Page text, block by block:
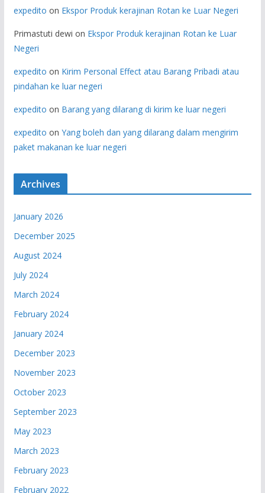
expedito on Ekspor Produk kerajinan Rotan ke Luar Negeri
Primastuti dewi on Ekspor Produk kerajinan Rotan ke Luar
Negeri
expedito on Kirim Personal Effect atau Barang Pribadi atau
pindahan ke luar negeri
expedito on Barang yang dilarang di kirim ke luar negeri
expedito on Yang boleh dan yang dilarang dalam mengirim
paket makanan ke luar negeri
Archives
January 2026
December 2025
August 2024
July 2024
March 2024
February 2024
January 2024
December 2023
November 2023
October 2023
September 2023
May 2023
March 2023
February 2023
February 2022